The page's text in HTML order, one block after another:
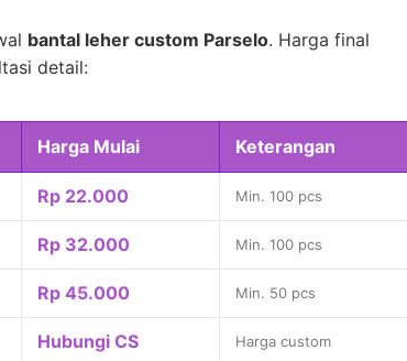
bantal leher custom Parselo. Harga final
detail:
Harga Mulai Keterangan
Rp 22.000 Min. 100 pcs
Rp 32.000 Min. 100 pcs
Rp 45.000 Min. 50 pcs
Hubungi CS Harga custom